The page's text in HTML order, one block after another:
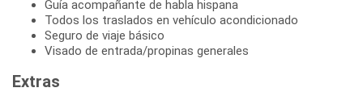
Guía acompañante de habla hispana
Todos los traslados en vehículo acondicionado
Seguro de viaje básico
Visado de entrada/propinas generales
Extras